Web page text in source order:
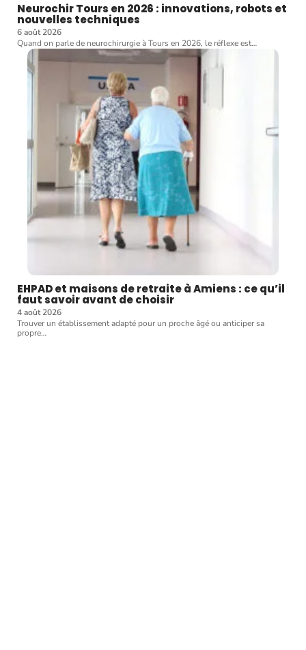
Neurochir Tours en 2026 : innovations, robots et
nouvelles techniques
6 août 2026
Quand on parle de neurochirurgie à Tours en 2026, le réflexe est…
EHPAD et maisons de retraite à Amiens : ce qu’il
faut savoir avant de choisir
4 août 2026
Trouver un établissement adapté pour un proche âgé ou anticiper sa
propre…